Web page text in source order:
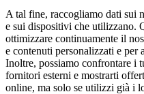
A tal fine, raccogliamo dati sui
e sui dispositivi che utilizzano.
ottimizzare continuamente il
e contenuti personalizzati e per
Inoltre, possiamo confrontare i
fornitori esterni e mostrarti
online, ma solo se utilizzi già i